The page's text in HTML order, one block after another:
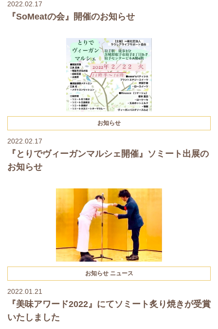
2022.02.17
『SoMeatの会』開催のお知らせ
お知らせ
2022.02.17
『とりでヴィーガンマルシェ開催』ソミート出展の
お知らせ
お知らせ ニュース
2022.01.21
『美味アワード2022』にてソミート炙り焼きが受賞
いたしました